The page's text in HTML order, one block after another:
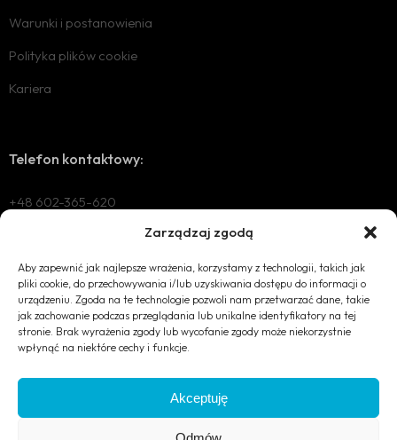
Zarządzaj zgodą
Aby zapewnić jak najlepsze wrażenia, korzystamy z technologii, takich jak
pliki cookie, do przechowywania i/lub uzyskiwania dostępu do informacji o
urządzeniu. Zgoda na te technologie pozwoli nam przetwarzać dane, takie
jak zachowanie podczas przeglądania lub unikalne identyfikatory na tej
stronie. Brak wyrażenia zgody lub wycofanie zgody może niekorzystnie
wpłynąć na niektóre cechy i funkcje.
Akceptuję
Warunki i postanowienia
Polityka plików cookie
Kariera
Mail Kontaktowy
office@nvois.eu
Telefon kontaktowy:
+48 602-365-620